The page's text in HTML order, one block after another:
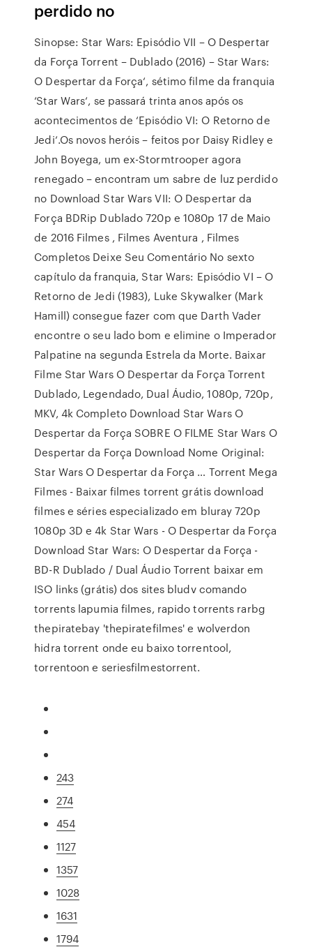
perdido no
Sinopse: Star Wars: Episódio VII – O Despertar
da Força Torrent – Dublado (2016) – Star Wars:
O Despertar da Força‘, sétimo filme da franquia
‘Star Wars‘, se passará trinta anos após os
acontecimentos de ‘Episódio VI: O Retorno de
Jedi‘.Os novos heróis – feitos por Daisy Ridley e
John Boyega, um ex-Stormtrooper agora
renegado – encontram um sabre de luz perdido
no Download Star Wars VII: O Despertar da
Força BDRip Dublado 720p e 1080p 17 de Maio
de 2016 Filmes , Filmes Aventura , Filmes
Completos Deixe Seu Comentário No sexto
capítulo da franquia, Star Wars: Episódio VI – O
Retorno de Jedi (1983), Luke Skywalker (Mark
Hamill) consegue fazer com que Darth Vader
encontre o seu lado bom e elimine o Imperador
Palpatine na segunda Estrela da Morte. Baixar
Filme Star Wars O Despertar da Força Torrent
Dublado, Legendado, Dual Áudio, 1080p, 720p,
MKV, 4k Completo Download Star Wars O
Despertar da Força SOBRE O FILME Star Wars O
Despertar da Força Download Nome Original:
Star Wars O Despertar da Força … Torrent Mega
Filmes - Baixar filmes torrent grátis download
filmes e séries especializado em bluray 720p
1080p 3D e 4k Star Wars - O Despertar da Força
Download Star Wars: O Despertar da Força -
BD-R Dublado / Dual Áudio Torrent baixar em
ISO links (grátis) dos sites bludv comando
torrents lapumia filmes, rapido torrents rarbg
thepiratebay 'thepiratefilmes' e wolverdon
hidra torrent onde eu baixo torrentool,
torrentoon e seriesfilmestorrent.
243
274
454
1127
1357
1028
1631
1794